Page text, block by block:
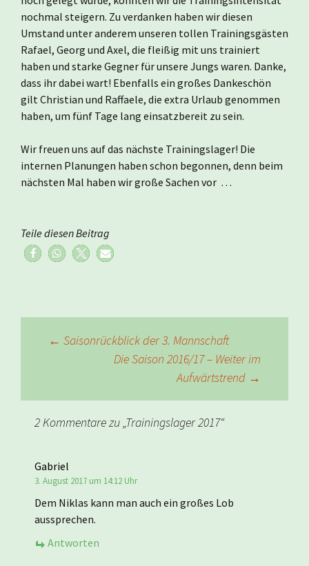
nochmal steigern. Zu verdanken haben wir diesen
Umstand unter anderem unseren tollen Trainingsgästen
Rafael, Georg und Axel, die fleißig mit uns trainiert
haben und starke Gegner für unsere Jungs waren. Danke,
dass ihr dabei wart! Ebenfalls ein großes Dankeschön
gilt Christian und Raffaele, die extra Urlaub genommen
haben, um fünf Tage lang einsatzbereit zu sein.
Wir freuen uns auf das nächste Trainingslager! Die
internen Planungen haben schon begonnen, denn beim
nächsten Mal haben wir große Sachen vor …
Teile diesen Beitrag
Beitragsnavigation
← Saisonrückblick der 3. Mannschaft
Die Saison 2016/17 – Weiter im
Aufwärtstrend →
2 Kommentare zu „Trainingslager 2017“
Gabriel
3. August 2017 um 14:12 Uhr
Dem Niklas kann man auch ein großes Lob
aussprechen.
Antworten